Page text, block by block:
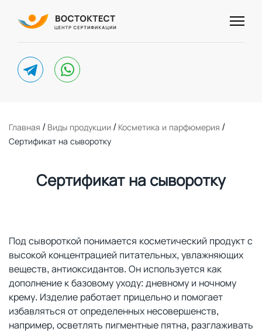
telegram whatsapp
Главная / Виды продукции / Косметика и парфюмерия /
Сертификат на сыворотку
Сертификат на сыворотку
Под сывороткой понимается косметический продукт с
высокой концентрацией питательных, увлажняющих
веществ, антиоксидантов. Он используется как
дополнение к базовому уходу: дневному и ночному
крему. Изделие работает прицельно и помогает
избавляться от определенных несовершенств,
например, осветлять пигментные пятна, разглаживать